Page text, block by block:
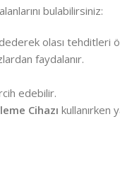
bulabilirsiniz:
olası tehditleri
faydalanır.
edebilir.
Cihazı kullanırken